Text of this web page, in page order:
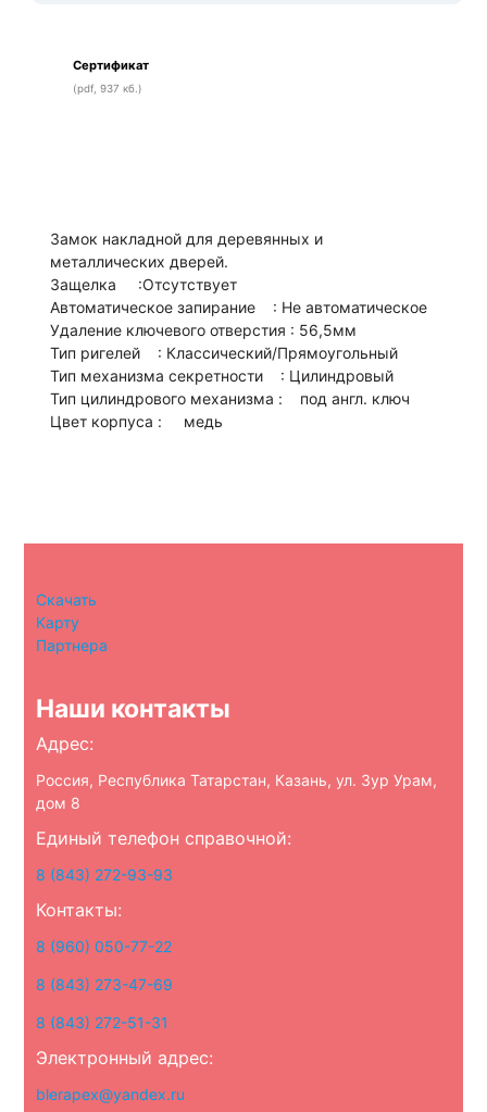
Сертификат
(pdf, 937 кб.)
Замок накладной для деревянных и
металлических дверей.
Защелка :Отсутствует
Автоматическое запирание : Не автоматическое
Удаление ключевого отверстия : 56,5мм
Тип ригелей : Классический/Прямоугольный
Тип механизма секретности : Цилиндровый
Тип цилиндрового механизма : под англ. ключ
Цвет корпуса : медь
Скачать
Карту
Партнера
Наши контакты
Адрес:
Россия, Республика Татарстан, Казань, ул. Зур Урам,
дом 8
Единый телефон справочной:
8 (843) 272-93-93
Контакты:
8 (960) 050-77-22
8 (843) 273-47-69
8 (843) 272-51-31
Электронный адрес:
blerapex@yandex.ru